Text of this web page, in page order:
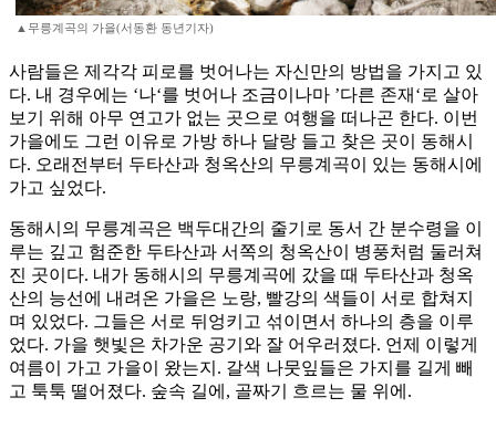
▲무릉계곡의 가을(서동환 동년기자)
사람들은 제각각 피로를 벗어나는 자신만의 방법을 가지고 있
다. 내 경우에는 ‘나‘를 벗어나 조금이나마 ’다른 존재‘로 살아
보기 위해 아무 연고가 없는 곳으로 여행을 떠나곤 한다. 이번
가을에도 그런 이유로 가방 하나 달랑 들고 찾은 곳이 동해시
다. 오래전부터 두타산과 청옥산의 무릉계곡이 있는 동해시에
가고 싶었다.
동해시의 무릉계곡은 백두대간의 줄기로 동서 간 분수령을 이
루는 깊고 험준한 두타산과 서쪽의 청옥산이 병풍처럼 둘러쳐
진 곳이다. 내가 동해시의 무릉계곡에 갔을 때 두타산과 청옥
산의 능선에 내려온 가을은 노랑, 빨강의 색들이 서로 합쳐지
며 있었다. 그들은 서로 뒤엉키고 섞이면서 하나의 층을 이루
었다. 가을 햇빛은 차가운 공기와 잘 어우러졌다. 언제 이렇게
여름이 가고 가을이 왔는지. 갈색 나뭇잎들은 가지를 길게 빼
고 툭툭 떨어졌다. 숲속 길에, 골짜기 흐르는 물 위에.